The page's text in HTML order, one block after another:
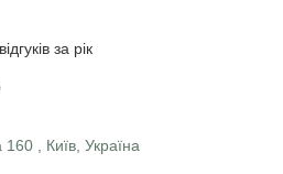
за рік
160 , Київ, Україна